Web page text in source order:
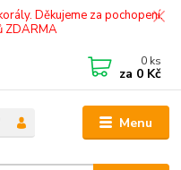
Děkujeme za pochopení.
ZDARMA
Menu
0 ks
za 0 Kč